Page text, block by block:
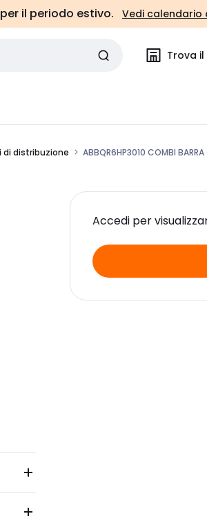
il periodo estivo. Vedi calendario
Trova
di distribuzione ABBQR6HP3010 COMBI
Accedi per